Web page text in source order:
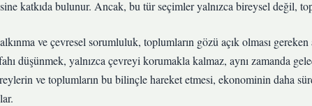
katkıda bulunur. Ancak, bu tür seçimler yalnızca bireysel değil,
ve çevresel sorumluluk, toplumların gözü açık olması gereken
düşünmek, yalnızca çevreyi korumakla kalmaz, aynı zamanda
ve toplumların bu bilinçle hareket etmesi, ekonominin daha